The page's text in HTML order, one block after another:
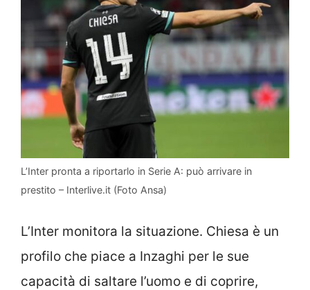
L’Inter pronta a riportarlo in Serie A: può arrivare in
prestito – Interlive.it (Foto Ansa)
L’Inter monitora la situazione. Chiesa è un
profilo che piace a Inzaghi per le sue
capacità di saltare l’uomo e di coprire,